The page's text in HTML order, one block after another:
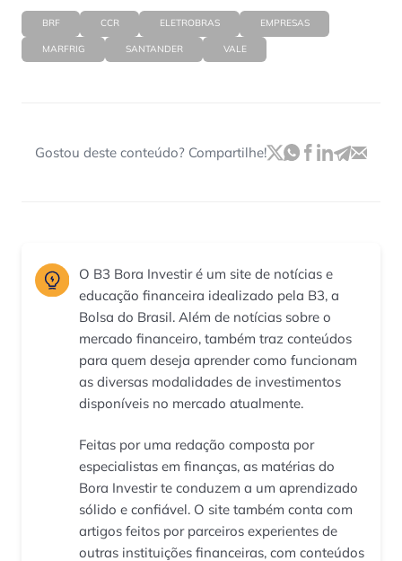
BRF CCR ELETROBRAS EMPRESAS
MARFRIG SANTANDER VALE
Gostou deste conteúdo? Compartilhe!
O B3 Bora Investir é um site de notícias e
educação financeira idealizado pela B3, a
Bolsa do Brasil. Além de notícias sobre o
mercado financeiro, também traz conteúdos
para quem deseja aprender como funcionam
as diversas modalidades de investimentos
disponíveis no mercado atualmente.
Feitas por uma redação composta por
especialistas em finanças, as matérias do
Bora Investir te conduzem a um aprendizado
sólido e confiável. O site também conta com
artigos feitos por parceiros experientes de
outras instituições financeiras, com conteúdos